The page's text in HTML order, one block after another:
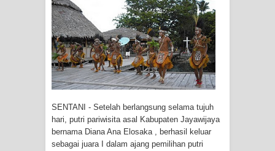
Tiga Personel Polresta Jayapura Kota
Jalani Sidang BP4R di Jayapura
Kapolresta Jayapura Kota
Mengapresiasi Antusiasme Warga
Saat Nonton Bareng Final Piala Dunia
2026 di Lapangan Karang PTC Entrop
SENTANI - Setelah berlangsung selama tujuh
hari, putri pariwisita asal Kabupaten Jayawijaya
bernama Diana Ana Elosaka , berhasil keluar
sebagai juara I dalam ajang pemilihan putri